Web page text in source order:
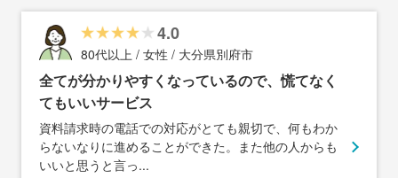
4.0
80代以上 / 女性 / 大分県別府市
全てが分かりやすくなっているので、慌てなく
てもいいサービス
資料請求時の電話での対応がとても親切で、何もわか
らないなりに進めることができた。また他の人からも
いいと思うと言っ...